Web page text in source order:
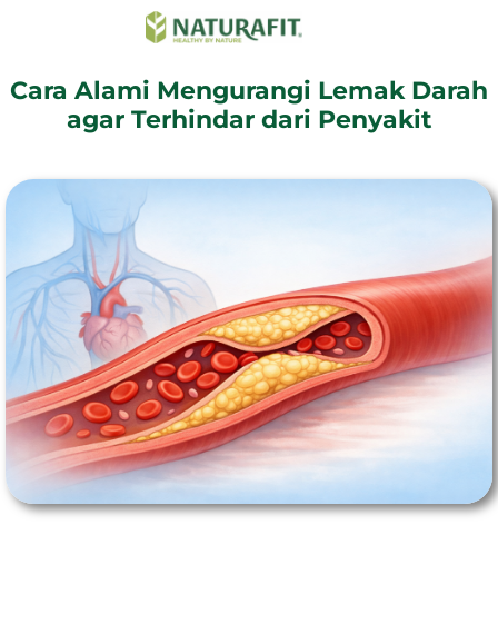
Cara Alami Mengurangi Lemak Darah
agar Terhindar dari Penyakit